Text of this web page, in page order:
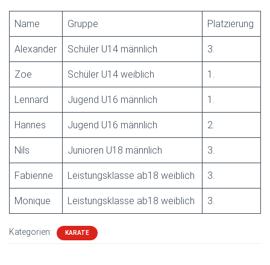
Name Gruppe Platzierung
Alexander Schüler U14 männlich 3.
Zoe Schüler U14 weiblich 1.
Lennard Jugend U16 männlich 1.
Hannes Jugend U16 männlich 2.
Nils Junioren U18 männlich 3.
Fabienne Leistungsklasse ab18 weiblich 3.
Monique Leistungsklasse ab18 weiblich 3.
Kategorien: KARATE